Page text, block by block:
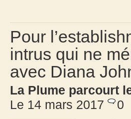
Pour
intrus qui ne
avec Diana
La Plume parcourt
Le 14 mars 2017
0